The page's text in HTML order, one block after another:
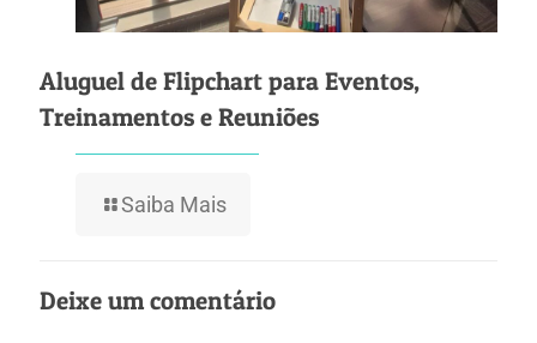
Aluguel de Flipchart para Eventos,
Treinamentos e Reuniões
Saiba Mais
Deixe um comentário